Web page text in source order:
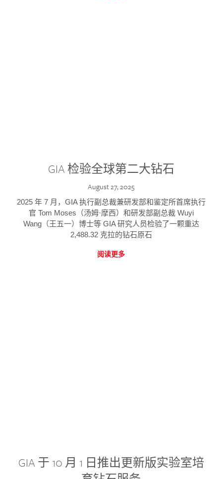
GIA 检验全球第二大钻石
August 27, 2025
2025 年 7 月，GIA 执行副总裁兼研发部和鉴定所首席执行
官 Tom Moses（汤姆·摩西）和研发部副总裁 Wuyi
Wang（王五一）博士等 GIA 研究人员检验了一颗重达
2,488.32 克拉的钻石原石
阅读更多
GIA 于 10 月 1 日推出更新版实验室培